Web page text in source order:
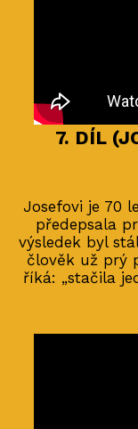
7. DÍL
Josefovi je 70
předepsala
výsledek byl
člověk už prý
říká: „stačila